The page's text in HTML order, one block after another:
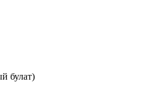
булат)